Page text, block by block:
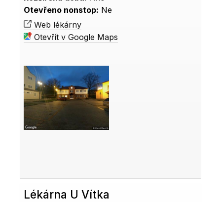
Otevřeno nonstop: Ne
Web lékárny
Otevřít v Google Maps
Lékárna U Vítka